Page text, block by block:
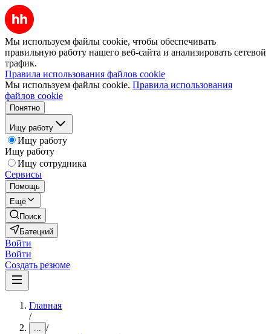
Мы используем файлы cookie, чтобы обеспечивать
правильную работу нашего веб-сайта и анализировать сетевой
трафик.
Правила использования файлов cookie
Мы используем файлы cookie. Правила использования
файлов cookie
Понятно
Ищу работу
Ищу работу
Ищу работу
Ищу сотрудника
Сервисы
Помощь
Ещё
Поиск
Батецкий
Войти
Войти
Создать резюме
Главная
/
... /